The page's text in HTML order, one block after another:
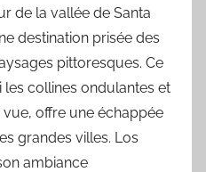
de la vallée de Santa
destination prisée des
pittoresques. Ce
collines ondulantes et
offre une échappée
grandes villes. Los
ambiance